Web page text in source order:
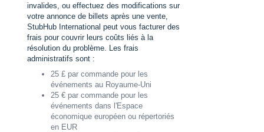
invalides, ou effectuez des modifications sur
votre annonce de billets après une vente,
StubHub International peut vous facturer des
frais pour couvrir leurs coûts liés à la
résolution du problème. Les frais
administratifs sont :
25 £ par commande pour les
événements au Royaume-Uni
25 € par commande pour les
événements dans l'Espace
économique européen ou répertoriés
en EUR